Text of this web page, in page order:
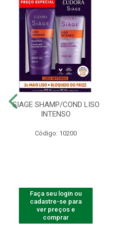
SIAGE SHAMP/COND LISO
INTENSO
Código: 10200
Faça seu login ou
cadastre-se para
ver preços e
comprar